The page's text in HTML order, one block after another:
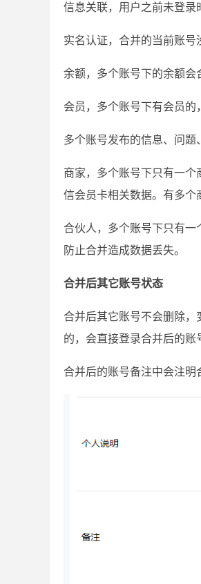
信息关联，用户之前未登录
实名认证，合并的当前账号
余额，多个账号下的余额会
会员，多个账号下有会员的
多个账号发布的信息、问
商家，多个账号下只有一
信会员卡相关数据。有多个
合伙人，多个账号下只有一
防止合并造成数据丢失。
合并后其它账号状态
合并后其它账号不会删除，
的，会直接登录合并后的账
合并后的账号备注中会注明